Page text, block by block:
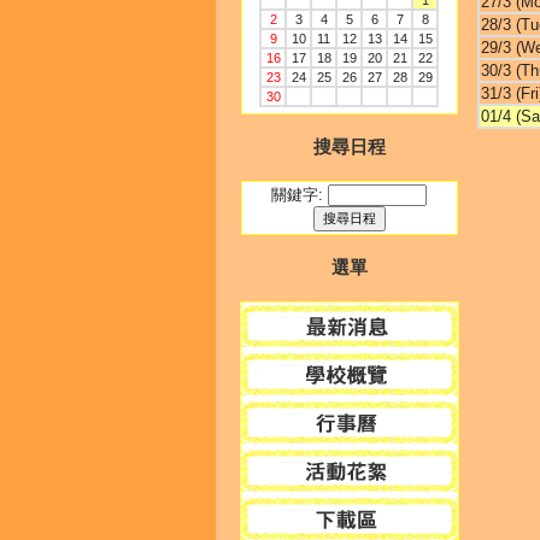
2
3 4 5 6 7
8
9
10 11 12 13 14
15
16
17 18 19 20 21
22
23
24 25 26 27 28
29
30
搜尋日程
關鍵字:
選單
28/3
29/3
30/3
31/3
01/4